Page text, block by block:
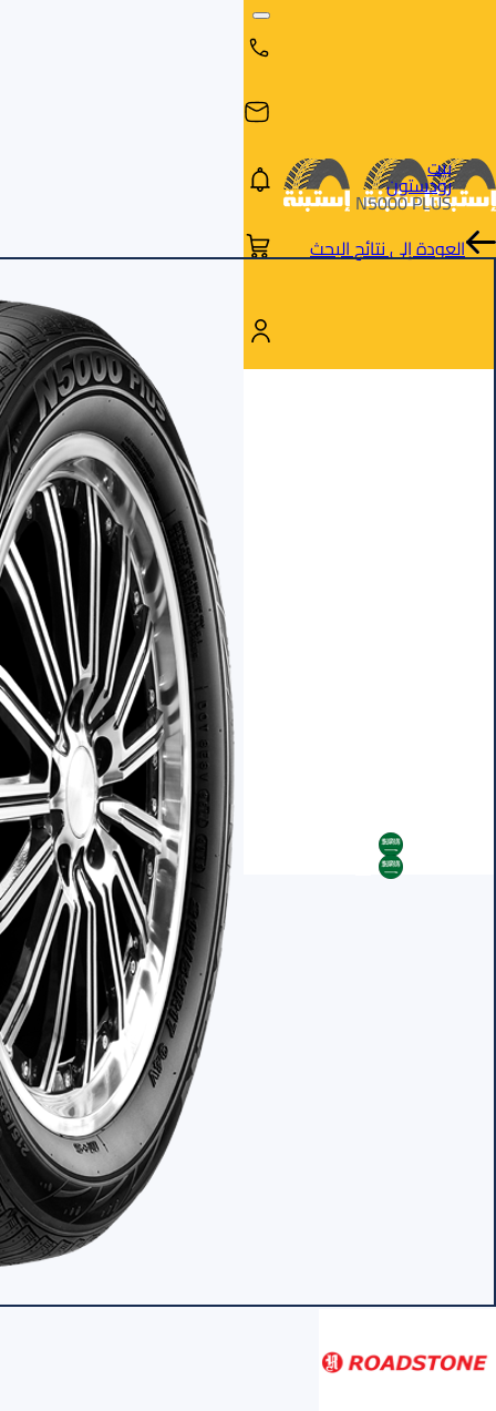
بيت
رودستون
N5000 PLUS
العودة إلى نتائج البحث